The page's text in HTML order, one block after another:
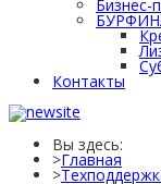
Бизнес-
Контакты
Вы здесь:
Главная